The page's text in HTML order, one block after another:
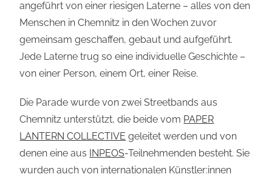
angeführt von einer riesigen Laterne – alles von den
Menschen in Chemnitz in den Wochen zuvor
gemeinsam geschaffen, gebaut und aufgeführt.
Jede Laterne trug so eine individuelle Geschichte –
von einer Person, einem Ort, einer Reise.
Die Parade wurde von zwei Streetbands aus
Chemnitz unterstützt, die beide vom PAPER
LANTERN COLLECTIVE geleitet werden und von
denen eine aus INPEOS-Teilnehmenden besteht. Sie
wurden auch von internationalen Künstler:innen